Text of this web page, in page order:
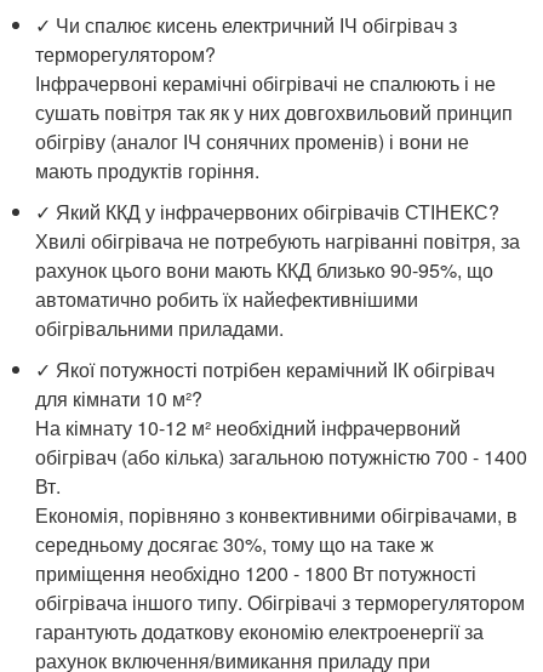
✓ Чи спалює кисень електричний ІЧ обігрівач з
терморегулятором?
Інфрачервоні керамічні обігрівачі не спалюють і не
сушать повітря так як у них довгохвильовий принцип
обігріву (аналог ІЧ сонячних променів) і вони не
мають продуктів горіння.
✓ Який ККД у інфрачервоних обігрівачів СТІНЕКС?
Хвилі обігрівача не потребують нагріванні повітря, за
рахунок цього вони мають ККД близько 90-95%, що
автоматично робить їх найефективнішими
обігрівальними приладами.
✓ Якої потужності потрібен керамічний ІК обігрівач
для кімнати 10 м²?
На кімнату 10-12 м² необхідний інфрачервоний
обігрівач (або кілька) загальною потужністю 700 - 1400
Вт.
Економія, порівняно з конвективними обігрівачами, в
середньому досягає 30%, тому що на таке ж
приміщення необхідно 1200 - 1800 Вт потужності
обігрівача іншого типу. Обігрівачі з терморегулятором
гарантують додаткову економію електроенергії за
рахунок включення/вимикання приладу при